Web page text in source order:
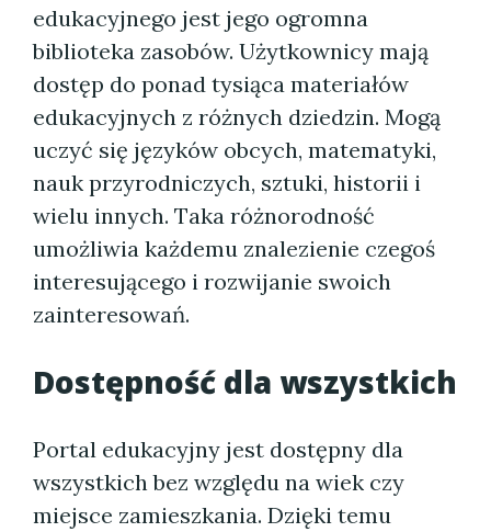
edukacyjnego jest jego ogromna
biblioteka zasobów. Użytkownicy mają
dostęp do ponad tysiąca materiałów
edukacyjnych z różnych dziedzin. Mogą
uczyć się języków obcych, matematyki,
nauk przyrodniczych, sztuki, historii i
wielu innych. Taka różnorodność
umożliwia każdemu znalezienie czegoś
interesującego i rozwijanie swoich
zainteresowań.
Dostępność dla wszystkich
Portal edukacyjny jest dostępny dla
wszystkich bez względu na wiek czy
miejsce zamieszkania. Dzięki temu